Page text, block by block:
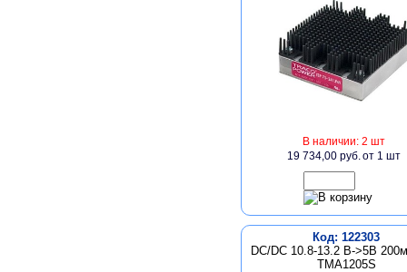
В наличии: 2 шт
19 734,00 руб.от 1 шт
Код: 122303
DC/DC 10.8-13.2 В->5В
TMA1205S